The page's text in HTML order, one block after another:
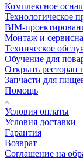
Комплексное
Технологическое
BIM-
Монтаж и
Техническое
Обучение для
Открыть ресторан
Запчасти для
Помощь
Условия оплаты
Условия доставки
Гарантия
Возврат
Соглашение на